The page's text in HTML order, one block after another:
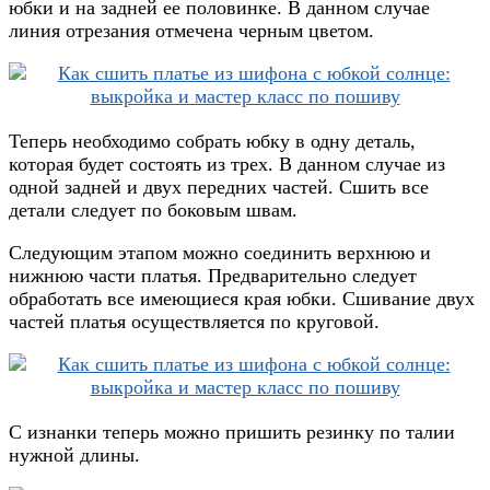
юбки и на задней ее половинке. В данном случае
линия отрезания отмечена черным цветом.
Теперь необходимо собрать юбку в одну деталь,
которая будет состоять из трех. В данном случае из
одной задней и двух передних частей. Сшить все
детали следует по боковым швам.
Следующим этапом можно соединить верхнюю и
нижнюю части платья. Предварительно следует
обработать все имеющиеся края юбки. Сшивание двух
частей платья осуществляется по круговой.
С изнанки теперь можно пришить резинку по талии
нужной длины.